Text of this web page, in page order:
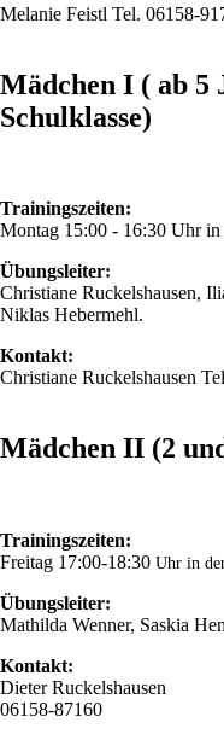
Melanie Feistl Tel. 06158-
Mädchen I ( ab 5
Schulklasse)
Trainingszeiten:
Montag 15:00 - 16:30 Uhr in
Übungsleiter:
Christiane Ruckelshausen,
Niklas Hebermehl.
Kontakt:
Christiane Ruckelshausen
Mädchen II (2
Trainingszeiten:
Freitag 17:00-18:30 Uhr in
Übungsleiter:
Mathilda Wenner, Saskia
Kontakt:
Dieter Ruckelshausen
06158-87160